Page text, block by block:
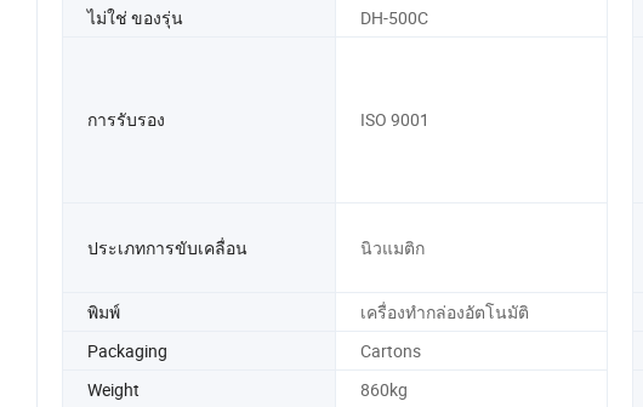
ไม่ใช่ ของรุ่น DH-500C
การรับรอง ISO 9001
ประเภทการขับเคลื่อน นิวแมติก
พิมพ์
เครื่องทำกล่องอัตโนมัติ
Packaging
Cartons
Weight
860kg